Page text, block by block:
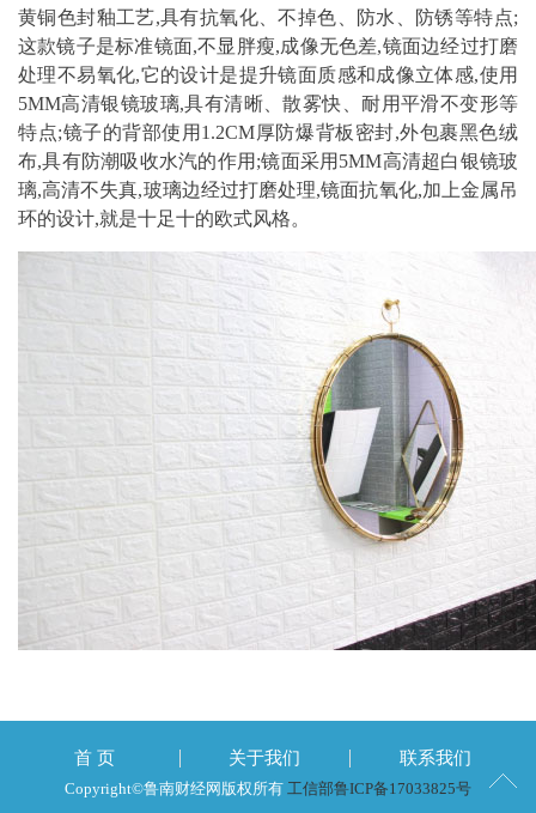
黄铜色封釉工艺,具有抗氧化、不掉色、防水、防锈等特点;
这款镜子是标准镜面,不显胖瘦,成像无色差,镜面边经过打磨
处理不易氧化,它的设计是提升镜面质感和成像立体感,使用
5MM高清银镜玻璃,具有清晰、散雾快、耐用平滑不变形等
特点;镜子的背部使用1.2CM厚防爆背板密封,外包裹黑色绒
布,具有防潮吸收水汽的作用;镜面采用5MM高清超白银镜玻
璃,高清不失真,玻璃边经过打磨处理,镜面抗氧化,加上金属吊
环的设计,就是十足十的欧式风格。
首 页 关于我们 联系我们
Copyright©鲁南财经网版权所有 工信部鲁ICP备17033825号